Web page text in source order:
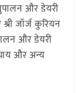
और डेयरी
जॉर्ज कुरियन
और डेयरी
और अन्य